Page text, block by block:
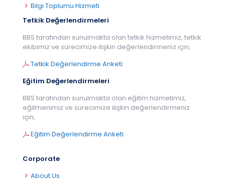
Bilgi Toplumu Hizmeti
Tetkik Değerlendirmeleri
BBS tarafından sunulmakta olan tetkik hizmetimiz, tetkik
ekibimiz ve sürecimize ilişkin değerlendirmeniz için;
Tetkik Değerlendirme Anketi
Eğitim Değerlendirmeleri
BBS tarafından sunulmakta olan eğitim hizmetimiz,
eğitmenimiz ve sürecimize ilişkin değerlendirmeniz
için;
Eğitim Değerlendirme Anketi
Corporate
About Us